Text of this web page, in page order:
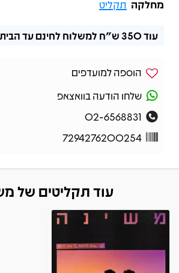
מחלקה תקליט
עוד350 ש"ח למשלוח לחינם עד הבית
הוספה למועדפים
שלחו הודעה בוואצאפ
02-6568831
7294276200254
עוד תקליטים של